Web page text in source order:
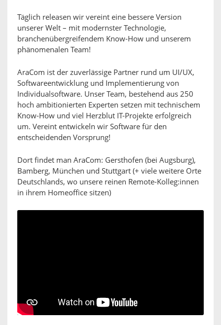
Täglich releasen wir vereint eine bessere Version
unserer Welt – mit modernster Technologie,
branchenübergreifendem Know-How und unserem
phänomenalen Team!
AraCom ist der zuverlässige Partner rund um UI/UX,
Softwareentwicklung und Implementierung von
Individualsoftware. Unser Team, bestehend aus 250
hoch ambitionierten Experten setzen mit technischem
Know-How und viel Herzblut IT-Projekte erfolgreich
um. Vereint entwickeln wir Software für den
entscheidenden Vorsprung!
Dort findet man AraCom: Gersthofen (bei Augsburg),
Bamberg, München und Stuttgart (+ viele weitere Orte
Deutschlands, wo unsere reinen Remote-Kolleg:innen
in ihrem Homeoffice sitzen)